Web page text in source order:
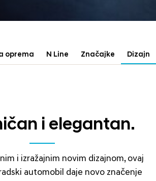
oprema N Line Značajke Dizajn
i elegantan.
i izražajnim novim dizajnom, ovaj
automobil daje novo značenje